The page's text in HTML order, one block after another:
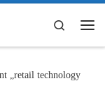
Search
„retail technology